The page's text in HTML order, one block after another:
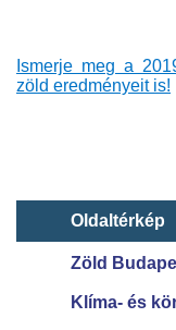
Ismerje meg a
zöld eredményeit is!
Oldaltérkép
Zöld​
​Klíma- és